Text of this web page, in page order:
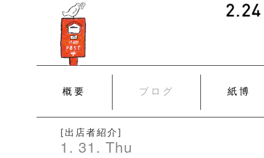
CONTENT
概要 ブログ 紙博
[出店者紹介]
1. 31. Thu